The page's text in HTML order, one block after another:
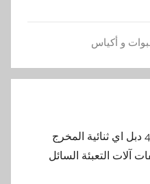
و أكياس
آلات التعبئة السائل موديل 404 دبل اي ثنائية المخرج
التعبئة السائل